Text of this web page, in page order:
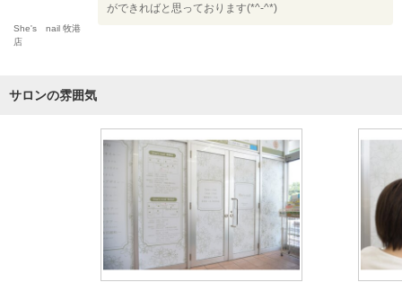
She's nail 牧港
店
ができればと思っております(*^-^*)
サロンの雰囲気